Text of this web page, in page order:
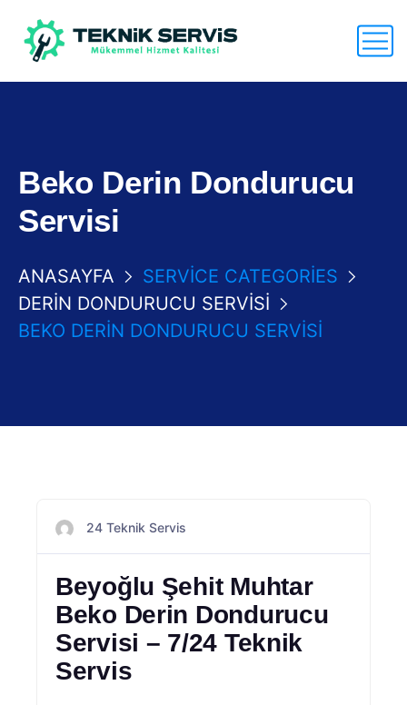
Beko Derin Dondurucu
Servisi
ANASAYFA
SERVICE CATEGORIES
DERIN DONDURUCU SERVISI
BEKO DERIN DONDURUCU SERVISI
24 Teknik Servis
Beyoğlu Şehit Muhtar
Beko Derin Dondurucu
Servisi – 7/24 Teknik
Servis